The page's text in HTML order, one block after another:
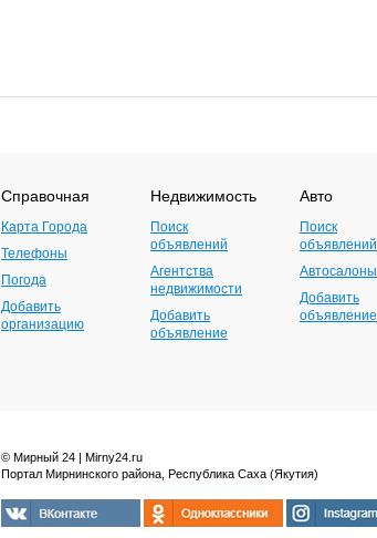
Справочная
Карта Города
Телефоны
Погода
Добавить
организацию
Недвижимость
Поиск
объявлений
Агентства
недвижимости
Добавить
объявление
Авто
Поиск
объявлений
Автосалоны
Добавить
объявление
© Мирный 24 | Mirny24.ru
Портал Мирнинского района, Республика Саха (Якутия)